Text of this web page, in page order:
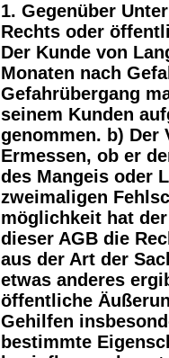
1. Gegenüber
Rechts oder
Der Kunde von
Monaten nach
Gefahrübergang
seinem Kunden
genommen. b) Der
Ermessen, ob er
des Mangeis oder
zweimaligen
möglichkeit hat
dieser AGB die
aus der Art der
etwas anderes
öffentliche
Gehilfen
bestimmte